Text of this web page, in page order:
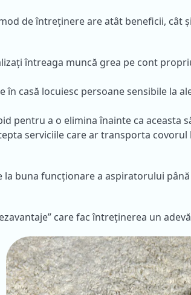
de întreținere are atât beneficii, cât
întreaga muncă grea pe cont
casă locuiesc persoane sensibile la
a o elimina înainte ca aceasta
serviciile care ar transporta
buna funcționare a aspiratorului
care fac întreținerea un